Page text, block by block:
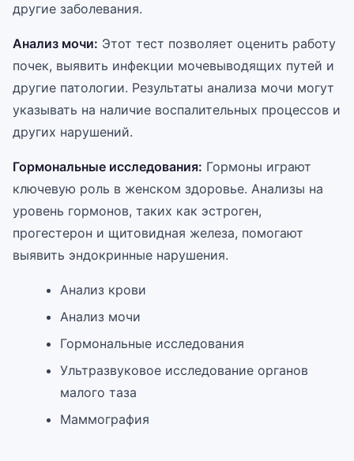
другие заболевания.
Анализ мочи: Этот тест позволяет оценить работу
почек, выявить инфекции мочевыводящих путей и
другие патологии. Результаты анализа мочи могут
указывать на наличие воспалительных процессов и
других нарушений.
Гормональные исследования: Гормоны играют
ключевую роль в женском здоровье. Анализы на
уровень гормонов, таких как эстроген,
прогестерон и щитовидная железа, помогают
выявить эндокринные нарушения.
Анализ крови
Анализ мочи
Гормональные исследования
Ультразвуковое исследование органов
малого таза
Маммография